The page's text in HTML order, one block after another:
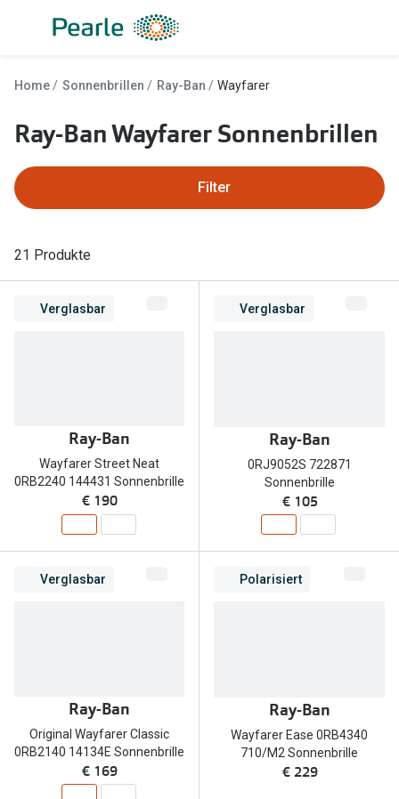
Herren
Kinder
Gleitsicht
AI Glasses
Lesebrillen
Ray-Ban
UNOFFICIAL
Seen
DbyD
Oakley
Alle Marken bei Pearle
Damen
Herren
Kinder
Mit
Ray-Ban
Trends
Home Sonnenbrillen Ray-Ban Wayfarer
Ray-Ban Wayfarer Sonnenbrillen
Filter
21 Produkte
Verglasbar
Ray-Ban
Wayfarer Street Neat
0RB2240 144431 Sonnenbrille
€ 190
Verglasbar
Ray-Ban
0RJ9052S 722871
Sonnenbrille
€ 105
Verglasbar
Ray-Ban
Original Wayfarer Classic
0RB2140 14134E Sonnenbrille
€ 169
Polarisiert
Ray-Ban
Wayfarer Ease 0RB4340
710/M2 Sonnenbrille
€ 229